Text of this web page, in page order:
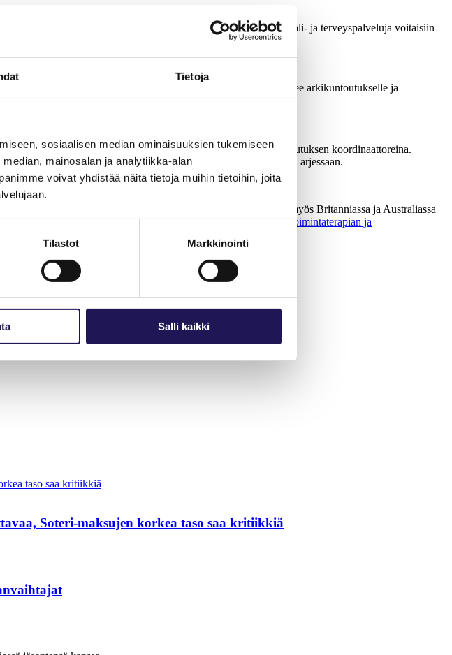
Tietoja
sosiaalisen median ominaisuuksien tukemiseen
mainosalan ja analytiikka-alan
voivat yhdistää näitä tietoja muihin tietoihin, joita
Tilastot Markkinointi
Salli kaikki
tärkeä. Sen tavoitteena on selvittää, miten kuntien sosiaali- ja terveyspalveluja voitaisiin
moniin ongelmiin.
elämään kuin yhteiskuntaankin. Niskanen näkee arkikuntoutukselle ja
palvelujärjestelmän kehittämistä.
kotihoidon työntekijöiden ajankäyttöön liittyviä ongelmia.
toimintaterapeuttien ja fysioterapeuttien osaamista kuntoutuksen koordinaattoreina.
jos ikääntyvät vanhemmat pärjäävät omatoimisemmin arjessaan.
Pohjoismaiden käytäntöjen kanssa. Pohjoismaiden lisäksi myös Britanniassa ja Australiassa
meillä on suuri työ siinä, että saamme lisättyä ymmärrystätoimintaterapian ja
Soteri-maksujen korkea taso saa kritiikkiä